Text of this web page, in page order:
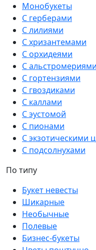
Монобукеты
С герберами
С лилиями
С хризантемами
С орхидеями
С альстромериями
С гортензиями
С гвоздиками
С каллами
С эустомой
С пионами
С экзотическими
С подсолнухами
По типу
Букет невесты
Шикарные
Необычные
Полевые
Бизнес-букеты